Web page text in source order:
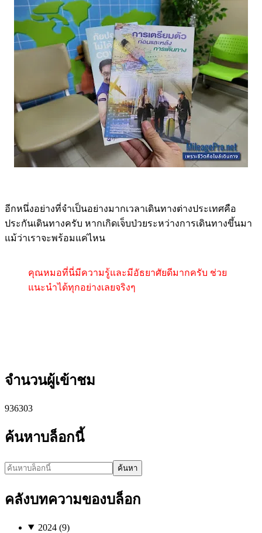
อีกหนึ่งอย่างที่จำเป็นอย่างมากเวลาเดินทางต่างประเทศคือ
ประกันเดินทางครับ หากเกิดเจ็บป่วยระหว่างการเดินทางขึ้นมา
แม้ว่าเราจะพร้อมแค่ไหน
คุณหมอที่นี่มีความรู้และมีอัธยาศัยดีมากครับ ช่วย
แนะนำได้ทุกอย่างเลยจริงๆ
จำนวนผู้เข้าชม
936303
ค้นหาบล็อกนี้
ค้นหา
คลังบทความของบล็อก
2024(9)